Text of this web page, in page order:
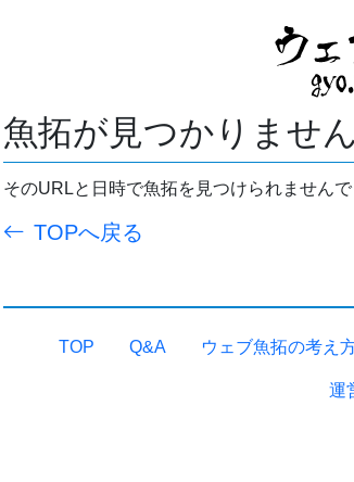
魚拓が見つかりません
そのURLと日時で魚拓を見つけられませんで
TOPへ戻る
TOP Q&A ウェブ魚拓の考え
運